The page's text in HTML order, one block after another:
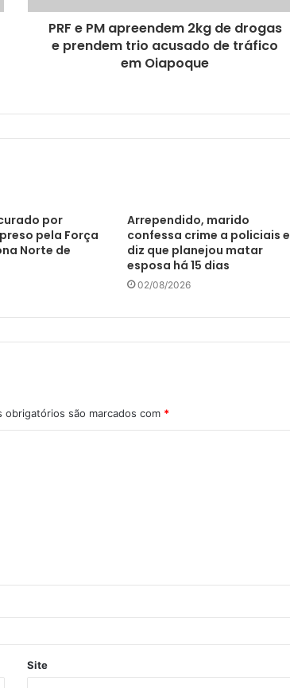
PRF e PM apreendem 2kg de drogas
e prendem trio acusado de tráfico
em Oiapoque
por
pela Força
Norte de
Arrependido, marido
confessa crime a policiais e
diz que planejou matar
esposa há 15 dias
02/08/2026
obrigatórios são marcados com *
Site